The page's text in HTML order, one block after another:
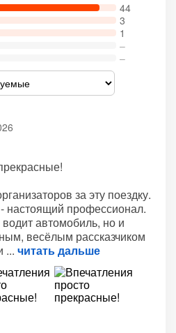
44
3
1
–
–
за эту поездку.
настоящий профессионал.
автомобиль, но и
весёлым рассказчиком
читать дальше